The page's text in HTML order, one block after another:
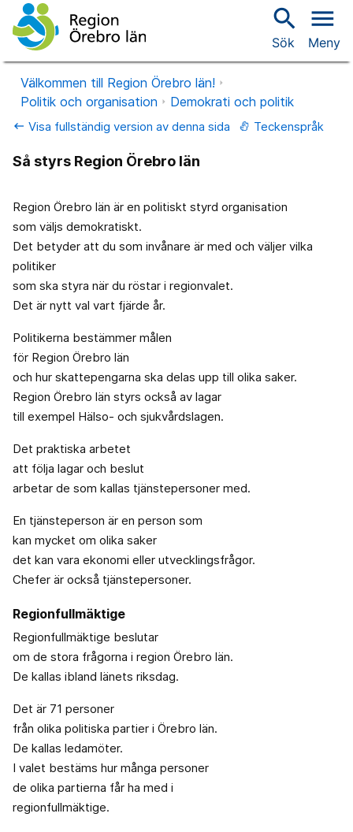
search
Sök
menu
Meny
Välkommen till Region Örebro län!
Politik och organisation
Demokrati och politik
keyboard_backspace Visa fullständig version av denna sida Teckenspråk
Så styrs Region Örebro län
Region Örebro län är en politiskt styrd organisation
som väljs demokratiskt.
Det betyder att du som invånare är med och väljer vilka
politiker
som ska styra när du röstar i regionvalet.
Det är nytt val vart fjärde år.
Politikerna bestämmer målen
för Region Örebro län
och hur skattepengarna ska delas upp till olika saker.
Region Örebro län styrs också av lagar
till exempel Hälso- och sjukvårdslagen.
Det praktiska arbetet
att följa lagar och beslut
arbetar de som kallas tjänstepersoner med.
En tjänsteperson är en person som
kan mycket om olika saker
det kan vara ekonomi eller utvecklingsfrågor.
Chefer är också tjänstepersoner.
Regionfullmäktige
Regionfullmäktige beslutar
om de stora frågorna i region Örebro län.
De kallas ibland länets riksdag.
Det är 71 personer
från olika politiska partier i Örebro län.
De kallas ledamöter.
I valet bestäms hur många personer
de olika partierna får ha med i
regionfullmäktige.